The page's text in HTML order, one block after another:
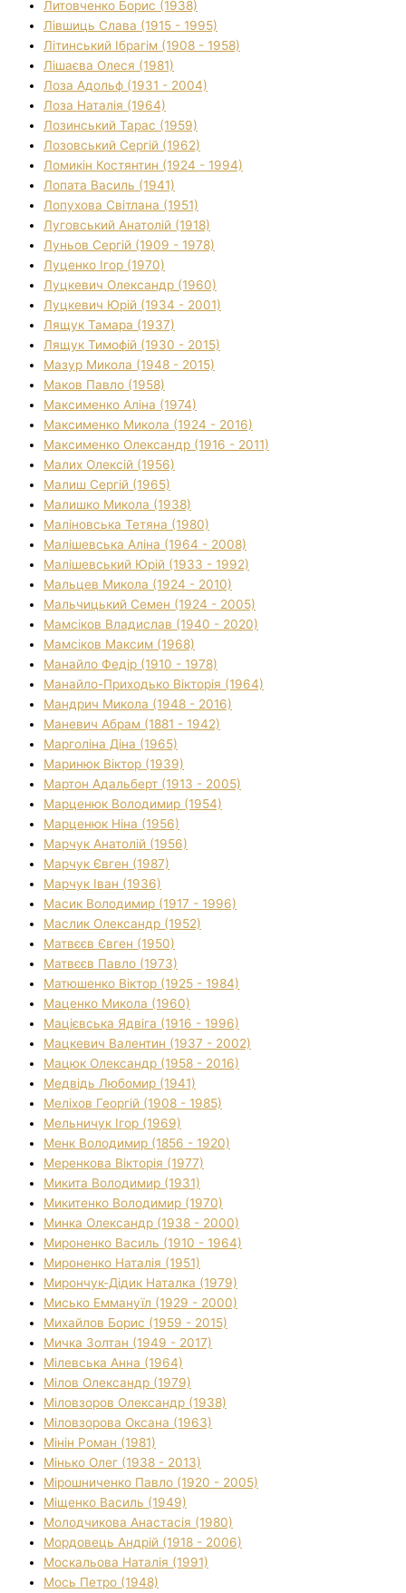
Литовченко Борис (1938)
Лівшиць Слава (1915 - 1995)
Літинський Ібрагім (1908 - 1958)
Лішаєва Олеся (1981)
Лоза Адольф (1931 - 2004)
Лоза Наталія (1964)
Лозинський Тарас (1959)
Лозовський Сергій (1962)
Ломикін Костянтин (1924 - 1994)
Лопата Василь (1941)
Лопухова Світлана (1951)
Луговський Анатолій (1918)
Луньов Сергій (1909 - 1978)
Луценко Ігор (1970)
Луцкевич Олександр (1960)
Луцкевич Юрій (1934 - 2001)
Лящук Тамара (1937)
Лящук Тимофій (1930 - 2015)
Мазур Микола (1948 - 2015)
Маков Павло (1958)
Максименко Аліна (1974)
Максименко Микола (1924 - 2016)
Максименко Олександр (1916 - 2011)
Малих Олексій (1956)
Малиш Сергій (1965)
Малишко Микола (1938)
Маліновська Тетяна (1980)
Малішевська Аліна (1964 - 2008)
Малішевський Юрій (1933 - 1992)
Мальцев Микола (1924 - 2010)
Мальчицький Семен (1924 - 2005)
Мамсіков Владислав (1940 - 2020)
Мамсіков Максим (1968)
Манайло Федір (1910 - 1978)
Манайло-Приходько Вікторія (1964)
Мандрич Микола (1948 - 2016)
Маневич Абрам (1881 - 1942)
Марголіна Діна (1965)
Маринюк Віктор (1939)
Мартон Адальберт (1913 - 2005)
Марценюк Володимир (1954)
Марценюк Ніна (1956)
Марчук Анатолій (1956)
Марчук Євген (1987)
Марчук Іван (1936)
Масик Володимир (1917 - 1996)
Маслик Олександр (1952)
Матвєєв Євген (1950)
Матвєєв Павло (1973)
Матюшенко Віктор (1925 - 1984)
Маценко Микола (1960)
Мацієвська Ядвіга (1916 - 1996)
Мацкевич Валентин (1937 - 2002)
Мацюк Олександр (1958 - 2016)
Медвідь Любомир (1941)
Меліхов Георгій (1908 - 1985)
Мельничук Ігор (1969)
Менк Володимир (1856 - 1920)
Меренкова Вікторія (1977)
Микита Володимир (1931)
Микитенко Володимир (1970)
Минка Олександр (1938 - 2000)
Мироненко Василь (1910 - 1964)
Мироненко Наталія (1951)
Мирончук-Дідик Наталка (1979)
Мисько Еммануїл (1929 - 2000)
Михайлов Борис (1959 - 2015)
Мичка Золтан (1949 - 2017)
Мілевська Анна (1964)
Мілов Олександр (1979)
Міловзоров Олександр (1938)
Міловзорова Оксана (1963)
Мінін Роман (1981)
Мінько Олег (1938 - 2013)
Мірошниченко Павло (1920 - 2005)
Міщенко Василь (1949)
Молодчикова Анастасія (1980)
Мордовець Андрій (1918 - 2006)
Москальова Наталія (1991)
Мось Петро (1948)